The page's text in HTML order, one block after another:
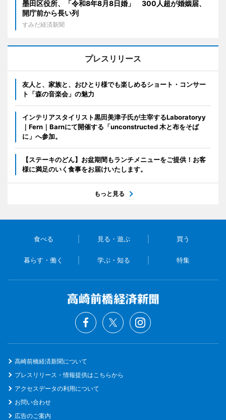
墨田区役所、「令和8年8月8日婚」 300人超が婚姻届、
開庁前から長い列
すみだ経済新聞
プレスリリース
友人と、家族と、おひとり様でも楽しめるショート・コンサー
ト「森の音楽会」の魅力
インテリアスタイリスト黒田美津子氏が主宰するLaboratoryy
｜Fern｜Barnにて開催する「unconstructed 木と布をそば
に」へ参加。
【ステーキのどん】お盆期間もランチメニューをご提供！お客
様に満足のいく食事をお届けいたします。
もっと見る
食べる 見る・遊ぶ 買う
暮らす・働く 学ぶ・知る 特集
高崎前橋経済新聞について
プレスリリース・情報提供はこちらから
アクセスデータの利用について
お問い合わせ
広告のご案内